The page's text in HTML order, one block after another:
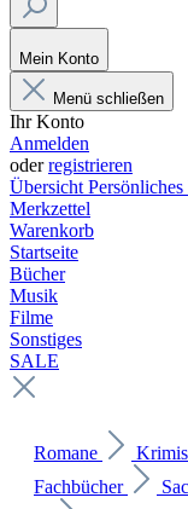
Mein Konto
Menü schließen
Ihr Konto
Anmelden
oderregistrieren
Übersicht
Merkzettel
Warenkorb
Startseite
Bücher
Musik
Filme
Sonstiges
SALE
Romane
Fachbücher